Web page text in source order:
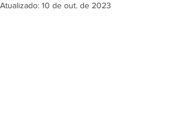
Atualizado: 10 de out. de 2023